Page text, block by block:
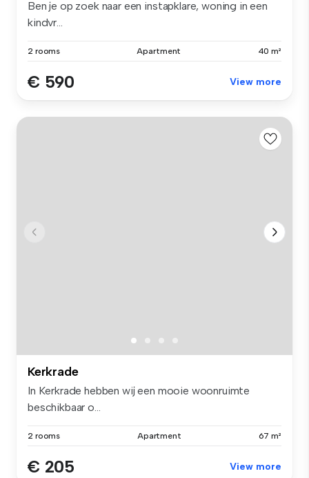
Ben je op zoek naar een instapklare, woning in een
kindvr...
2 rooms Apartment 40 m²
€ 590 View more
Kerkrade
In Kerkrade hebben wij een mooie woonruimte
beschikbaar o...
2 rooms Apartment 67 m²
€ 205 View more